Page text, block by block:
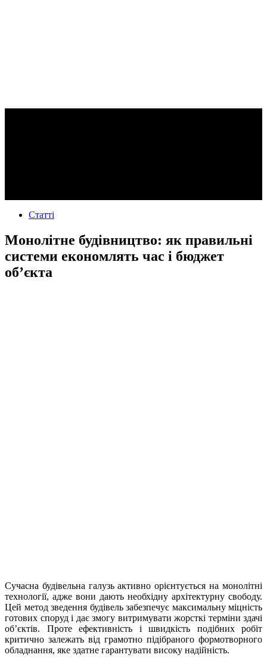
Статті
Монолітне будівництво: як правильні
системи економлять час і бюджет
об’єкта
Сучасна будівельна галузь активно орієнтується на монолітні
технології, адже вони дають необхідну архітектурну свободу.
Цей метод зведення будівель забезпечує максимальну міцність
готових споруд і дає змогу витримувати жорсткі терміни здачі
об’єктів. Проте ефективність і швидкість подібних робіт
критично залежать від грамотно підібраного формотворного
обладнання, яке здатне гарантувати високу надійність.